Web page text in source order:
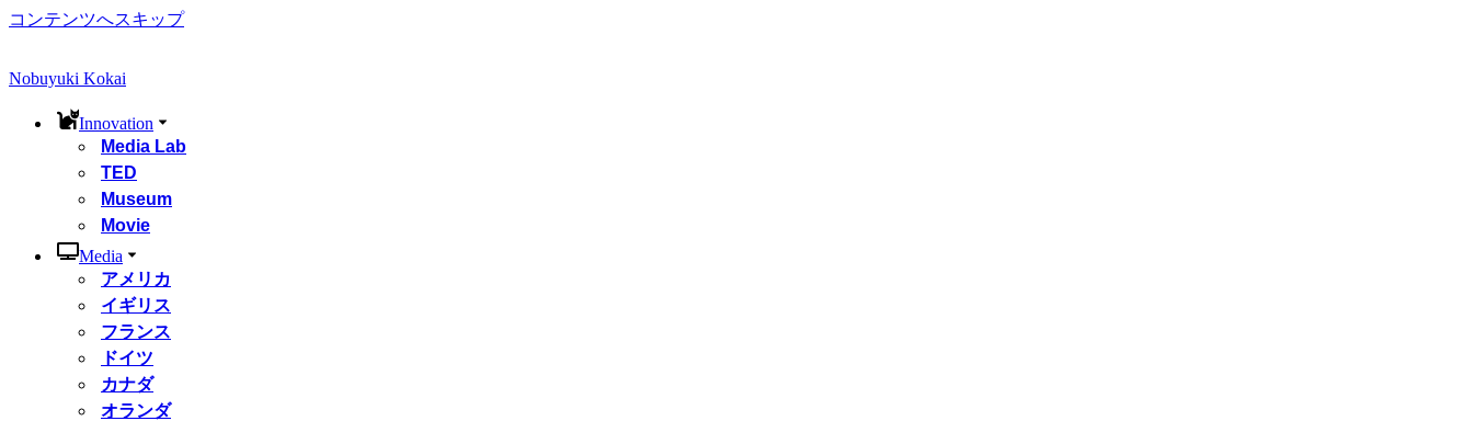
コンテンツへスキップ
Nobuyuki Kokai
Innovation
Media Lab
TED
Museum
Movie
Media
アメリカ
イギリス
フランス
ドイツ
カナダ
オランダ